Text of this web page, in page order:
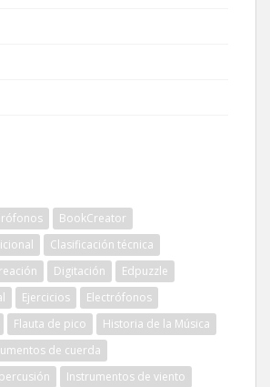
BookCreator
Clasificación técnica
Digitación
Edpuzzle
Ejercicios
Electrófonos
Flauta de pico
Historia de la Música
de cuerda
Instrumentos de viento